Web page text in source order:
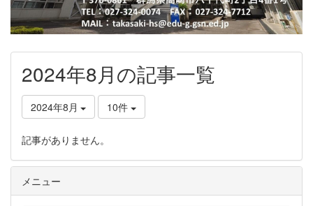
2024年8月の記事一覧
2024年8月 10件
記事がありません。
メニュー